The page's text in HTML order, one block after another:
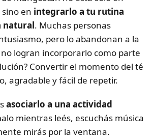
en integrarlo a tu rutina
natural. Muchas personas
pero lo abandonan a la
logran incorporarlo como parte
Convertir el momento del té
agradable y fácil de repetir.
asociarlo a una actividad
mientras leés, escuchás música
mirás por la ventana.